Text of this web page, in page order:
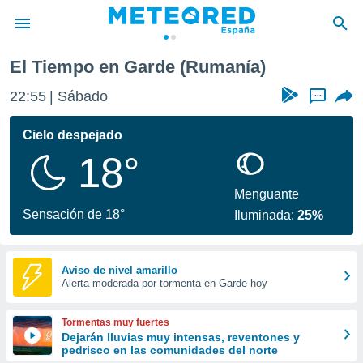
de
por
se
calidad.
a este
las
y
forma
digital
basada
El Tiempo en Garde (Rumanía)
22:55 Sábado ...
Cielo despejado
18°
Sensación de 18°
Menguante
Iluminada:25%
Aviso de nivel amarillo
Alerta moderada por tormenta en Garde hoy
Tormentas muy fuertes
Dejarán lluvias muy intensas, reventones y
pedrisco en las comunidades del norte